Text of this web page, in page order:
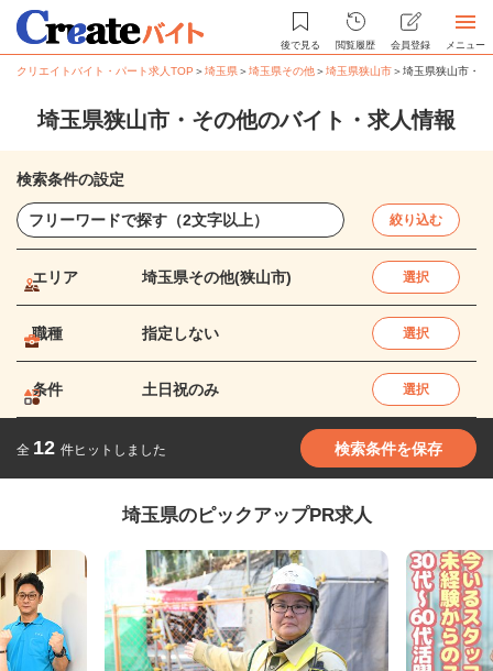
後で見る 閲覧履歴 会員登録 メニュー
クリエイトバイト・パート求人TOP ＞埼玉県＞埼玉県その他＞埼玉県狭山市＞埼玉県狭山市・
埼玉県狭山市・その他のバイト・求人情報
検索条件の設定
絞り込む
エリア 埼玉県その他(狭山市) 選択
職種 指定しない 選択
条件 土日祝のみ 選択
全 12 件ヒットしました 検索条件を保存
埼玉県のピックアップPR求人